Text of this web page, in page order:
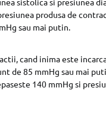
produsa de
sau mai putin.
cand inima este
de 85 mmHg sau mai
140 mmHg si